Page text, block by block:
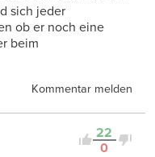
sich jeder
ob er noch eine
beim
Kommentar melden
22
0